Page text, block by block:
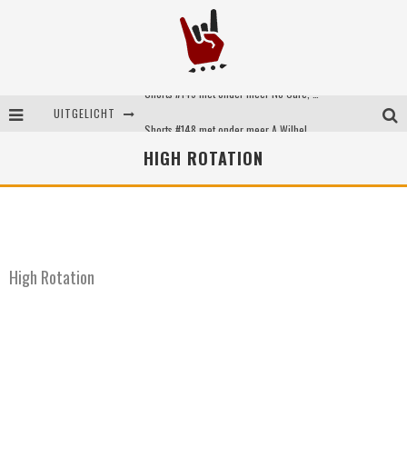
UITGELICHT
HIGH ROTATION
High Rotation